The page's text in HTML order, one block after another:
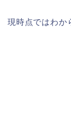
現時点ではわか